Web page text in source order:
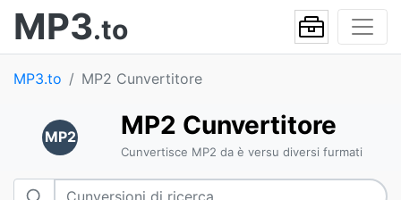
MP3.to
MP3.to MP2 Cunvertitore
MP2 MP2 Cunvertitore
Cunvertisce MP2 da è versu diversi furmati